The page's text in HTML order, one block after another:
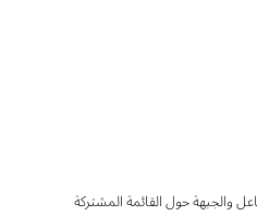
والجبهة حول القائمة المشتركة